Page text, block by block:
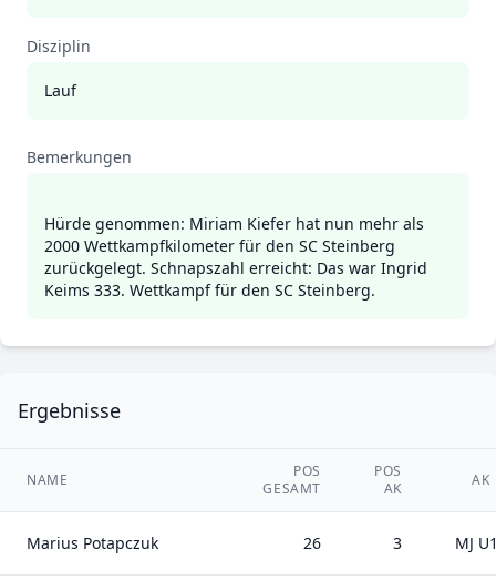
Disziplin
Lauf
Bemerkungen
Hürde genommen: Miriam Kiefer hat nun mehr als
2000 Wettkampfkilometer für den SC Steinberg
zurückgelegt. Schnapszahl erreicht: Das war Ingrid
Keims 333. Wettkampf für den SC Steinberg.
Ergebnisse
NAME
POS
GESAMT
POS
AK
AK
Marius Potapczuk 26 3 MJ